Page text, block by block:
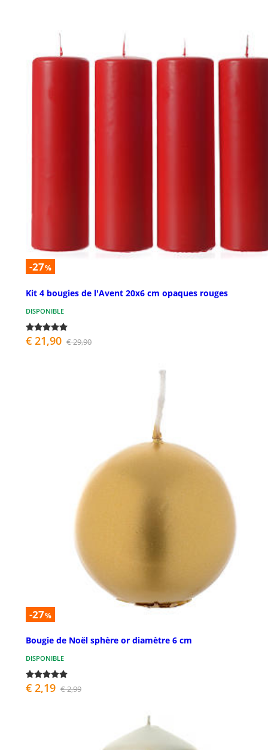
-27%
Kit 4 bougies de l'Avent 20x6 cm opaques rouges
DISPONIBLE
€ 21,90 € 29,90
-27%
Bougie de Noël sphère or diamètre 6 cm
DISPONIBLE
€ 2,19 € 2,99